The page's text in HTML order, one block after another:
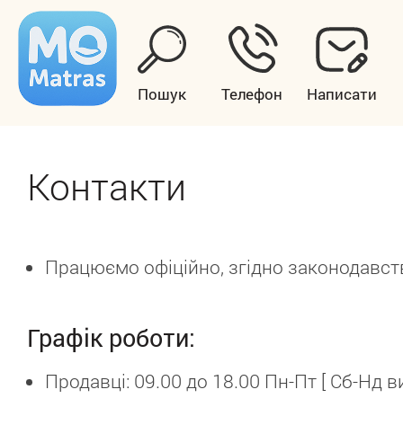
Пошук Телефон Написати
Контакти
Працюємо офіційно, згідно
Графік роботи:
Продавці: 09.00 до 18.00 Пн-Пт [ Сб-Нд